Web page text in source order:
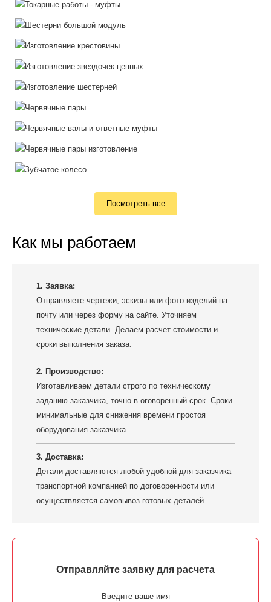
Посмотреть все
Как мы работаем
1. Заявка:
Отправляете чертежи, эскизы или фото изделий на
почту или через форму на сайте. Уточняем
технические детали. Делаем расчет стоимости и
сроки выполнения заказа.
2. Производство:
Изготавливаем детали строго по техническому
заданию заказчика, точно в оговоренный срок. Сроки
минимальные для снижения времени простоя
оборудования заказчика.
3. Доставка:
Детали доставляются любой удобной для заказчика
транспортной компанией по договоренности или
осуществляется самовывоз готовых деталей.
Отправляйте заявку для расчета
Введите ваше имя